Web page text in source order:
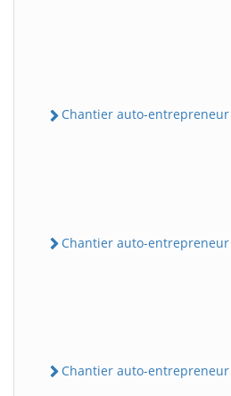
Chantier auto-entrepreneur
Chantier auto-entrepreneur
Chantier auto-entrepreneur